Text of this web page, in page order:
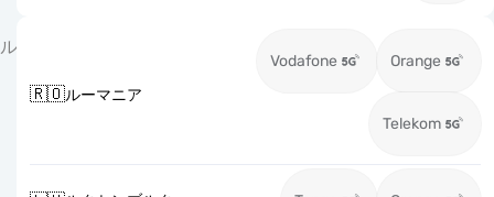
ル
🇷🇴ルーマニア
Vodafone Orange
Telekom